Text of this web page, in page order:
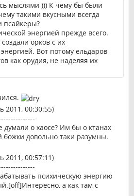
мыслями ))) К чему бы были
такими вкусными всегда
псайкеры?
энергией прежде всего.
орков с их
Вот потому ельдаров
как орудия, не наделяя их
2011, 00:30:55)
о хаосе? Им бы о ктанах
божки довольно таки разумны.
2011, 00:57:11)
психическую энергию
а как там с